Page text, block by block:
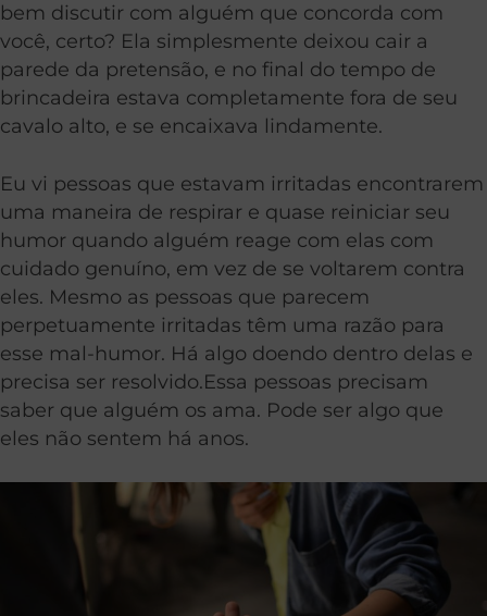
bem discutir com alguém que concorda com
você, certo? Ela simplesmente deixou cair a
parede da pretensão, e no final do tempo de
brincadeira estava completamente fora de seu
cavalo alto, e se encaixava lindamente.
Eu vi pessoas que estavam irritadas ​​encontrarem
uma maneira de respirar e quase reiniciar seu
humor quando alguém reage com elas com
cuidado genuíno, em vez de se voltarem contra
eles. Mesmo as pessoas que parecem
perpetuamente irritadas têm uma razão para
esse mal-humor. Há algo doendo dentro delas e
precisa ser resolvido.Essa pessoas precisam
saber que alguém os ama. Pode ser algo que
eles não sentem há anos.